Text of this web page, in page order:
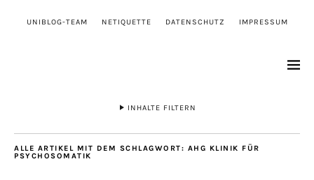
UNIBLOG-TEAM NETIQUETTE DATENSCHUTZ IMPRESSUM
INHALTE FILTERN
ALLE ARTIKEL MIT DEM SCHLAGWORT: AHG KLINIK FÜR
PSYCHOSOMATIK